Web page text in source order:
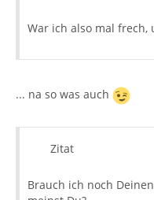
War ich also mal frech,
... na so was auch
Zitat
Brauch ich noch